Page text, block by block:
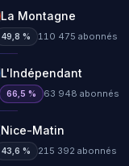
La Montagne
49,8 % 110 475 abonnés
L'Indépendant
66,5 % 63 948 abonnés
Nice-Matin
43,6 % 215 392 abonnés